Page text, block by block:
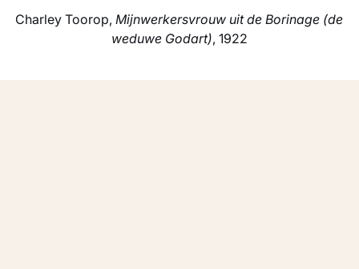
Charley Toorop,Mijnwerkersvrouw uit de Borinage (de
weduwe Godart), 1922